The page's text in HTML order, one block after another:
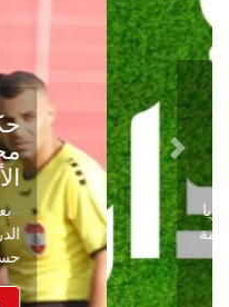
حكاية نجاح
محسن
الأولى
بعد موسم حافل
الدرجة الثانية،
حسم ل...
Previous